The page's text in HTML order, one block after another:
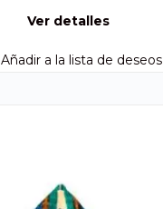
Ver detalles
Añadir a la lista de deseos